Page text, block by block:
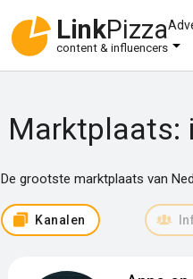
LinkPizza
content & influencers
Marktplaats:
De grootste marktplaats van
Kanalen